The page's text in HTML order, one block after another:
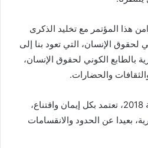
هذا المؤتمر مع تخليد الذكرى
لحقوق الإنسان، التي تعود بنا إلى
بالطابع الكوني لحقوق الإنسان،
والحضارات.
وها هي البشرية اليوم في سنة 2018، تعتمد بكل إيمان واقتناع،
بعيدا عن الحدود والانقسامات